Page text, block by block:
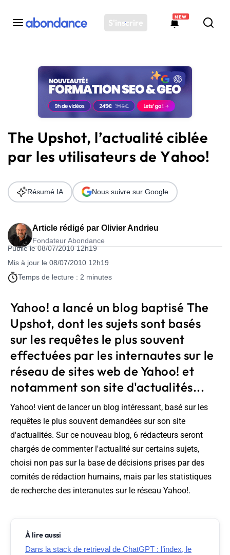
S'inscrire
NEW
Toutes les actus
Actus SEO
Plateforme
Solutions
Ressources
Audit SEO
The Upshot, l’actualité ciblée
par les utilisateurs de Yahoo!
Article rédigé par Olivier Andrieu
Fondateur Abondance
Publié le 08/07/2010 12h19
Mis à jour le 08/07/2010 12h19
Temps de lecture : 2 minutes
Résumé IA Nous suivre sur Google
Yahoo! a lancé un blog baptisé The
Upshot, dont les sujets sont basés
sur les requêtes le plus souvent
effectuées par les internautes sur le
réseau de sites web de Yahoo! et
notamment son site d'actualités...
Yahoo! vient de lancer un blog intéressant, basé sur les
requêtes le plus souvent demandées sur son site
d'actualités. Sur ce nouveau blog, 6 rédacteurs seront
chargés de commenter l'actualité sur certains sujets,
choisi non pas sur la base de décisions prises par des
comités de rédaction humains, mais par les statistiques
de recherche des interanutes sur le réseau Yahoo!.
À lire aussi
Dans la stack de retrieval de ChatGPT : l’index, le